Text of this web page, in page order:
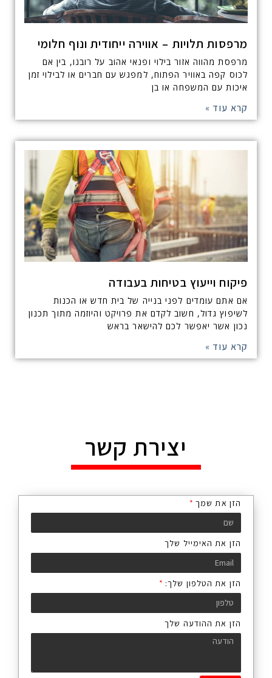
מרפסות תלויות – אווירה ייחודית ונוף חלומי
מרפסת מהווה אזור בילוי ופנאי אהוב על רובנו, בין אם
לכוס קפה באוויר הפתוח, למפגש עם חברים או לבילוי זמן
איכות עם המשפחה או בן
קרא עוד »
פיקוח וייעוץ בטיחות בעבודה
אם אתם עומדים לפני בנייה של בית חדש או הכנות
לשיפוץ גדול, חשוב לקדם את פרויקט והיוזמה מתוך תכנון
נכון אשר יאפשר לכם להישאר בראש
קרא עוד »
יצירת קשר
הזן את שמך
הזן את האימייל שלך
הזן את הטלפון שלך:
הזן את ההודעה שלך